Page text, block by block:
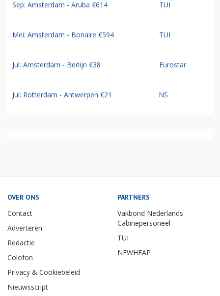
Sep: Amsterdam - Aruba €614 TUI
Mei: Amsterdam - Bonaire €594 TUI
Jul: Amsterdam - Berlijn €38 Eurostar
Jul: Rotterdam - Antwerpen €21 NS
OVER ONS
Contact
Adverteren
Redactie
Colofon
Privacy & Cookiebeleid
Nieuwsscript
PARTNERS
Vakbond Nederlands
Cabinepersoneel
TUI
NEWHEAP